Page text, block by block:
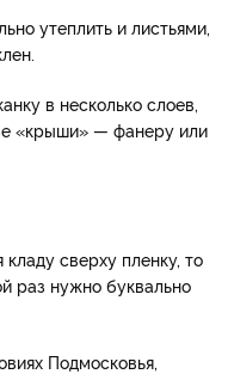
утеплить и листьями,
в несколько слоев,
«крыши» — фанеру или
сверху пленку, то
раз нужно буквально
Подмосковья,